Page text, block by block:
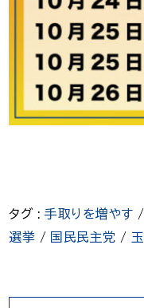
タグ :手取りを増やす /
選挙 / 国民民主党 /